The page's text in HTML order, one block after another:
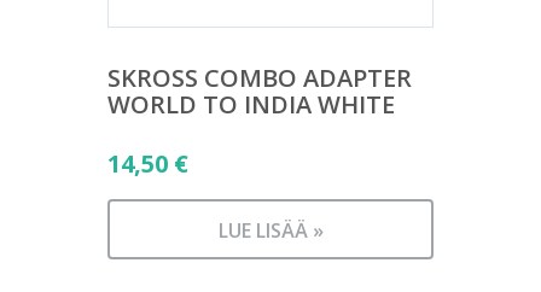
SKROSS COMBO ADAPTER
WORLD TO INDIA WHITE
14,50 €
LUE LISÄÄ »